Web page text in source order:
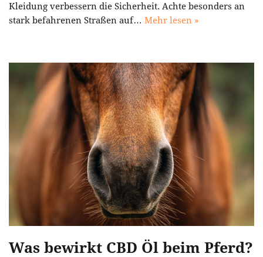
Kleidung verbessern die Sicherheit. Achte besonders an
stark befahrenen Straßen auf… Mehr lesen »
Was bewirkt CBD Öl beim Pferd?